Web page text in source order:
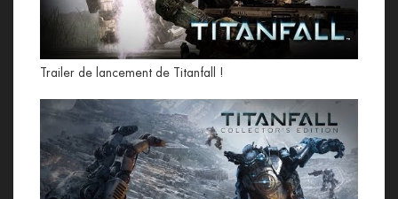
Trailer de lancement de Titanfall !